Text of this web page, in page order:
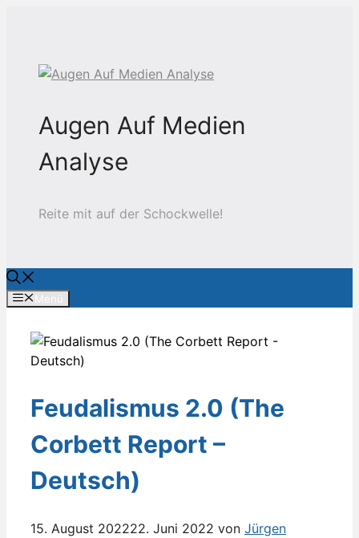
Augen Auf Medien
Analyse
Reite mit auf der Schockwelle!
Menü
Feudalismus 2.0 (The
Corbett Report –
Deutsch)
15. August 202222. Juni 2022 von Jürgen